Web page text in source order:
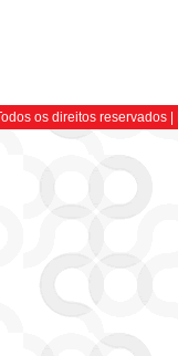
os direitos reservados |